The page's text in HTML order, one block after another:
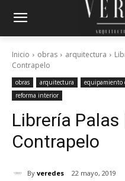
Inicio obras arquitectura
Contrapelo
obras arquitectura equipamiento
reforma interior
Librería
Contrapelo
By veredes 22 mayo, 2019